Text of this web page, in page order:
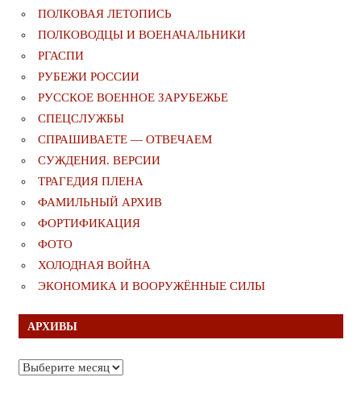
ПОЛКОВАЯ ЛЕТОПИСЬ
ПОЛКОВОДЦЫ И ВОЕНАЧАЛЬНИКИ
РГАСПИ
РУБЕЖИ РОССИИ
РУССКОЕ ВОЕННОЕ ЗАРУБЕЖЬЕ
СПЕЦСЛУЖБЫ
СПРАШИВАЕТЕ — ОТВЕЧАЕМ
СУЖДЕНИЯ. ВЕРСИИ
ТРАГЕДИЯ ПЛЕНА
ФАМИЛЬНЫЙ АРХИВ
ФОРТИФИКАЦИЯ
ФОТО
ХОЛОДНАЯ ВОЙНА
ЭКОНОМИКА И ВООРУЖЁННЫЕ СИЛЫ
АРХИВЫ
Архивы